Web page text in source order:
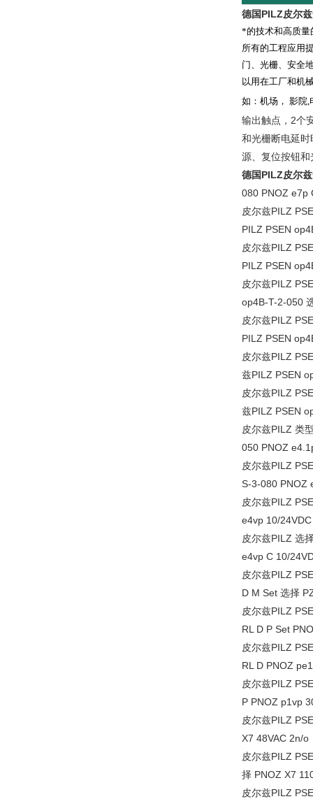
德国PILZ皮尔
*的技术和高质量
所有的工程应用
门、光栅、安全
以用在工厂和机
如：机场， 影院,
输出触点，2个
和光栅断电延
源、复位按钮和
德国PILZ皮尔
080 PNOZ e7p
皮尔兹PILZ
PILZ PSEN
皮尔兹PILZ
PILZ PSEN
皮尔兹PILZ
op4B-T-2-050
皮尔兹PILZ
PILZ PSEN
皮尔兹PILZ
兹PILZ PSEN
皮尔兹PILZ
兹PILZ PSEN
皮尔兹PILZ 类
050 PNOZ
皮尔兹PILZ
S-3-080 PNOZ
皮尔兹PILZ
e4vp 10/
皮尔兹PILZ 选
e4vp C 10/
皮尔兹PILZ
D M Set 选择
皮尔兹PILZ
RL D P Set
皮尔兹PILZ
RL D PNOZ
皮尔兹PILZ
P PNOZ p1vp
皮尔兹PILZ
X7 48VAC 2n/o
皮尔兹PILZ
择 PNOZ X7
皮尔兹PILZ